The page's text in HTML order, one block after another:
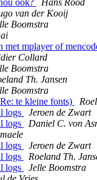
ook?
Hans Rood
van der Kooij
Boomstra
met mplayer of
Collard
Boomstra
Th. Jansen
Boomstra
te kleine fonts)
logs
Jeroen de Zwart
logs
Daniel C. von
logs
Jeroen de Zwart
logs
Roeland Th.
logs
Jelle Boomstra